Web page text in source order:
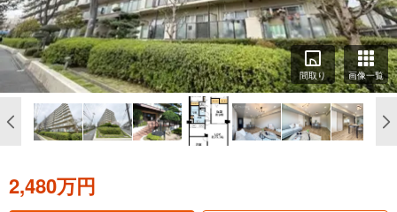
間取り 画像一覧
2,480万円